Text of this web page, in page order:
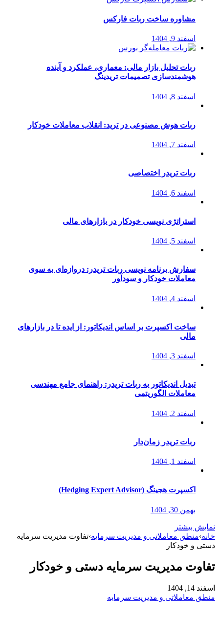
مشاوره ساخت ربات فارکس
اسفند 9, 1404
ربات تحلیل بازار مالی: معماری، عملکرد و آینده
هوشمندسازی تصمیمات تریدینگ
اسفند 8, 1404
ربات هوش مصنوعی در ترید: انقلاب معاملات خودکار
اسفند 7, 1404
ربات تریدر اختصاصی
اسفند 6, 1404
استراتژی‌ نویسی خودکار در بازارهای مالی
اسفند 5, 1404
سفارش برنامه نویسی ربات تریدر: دروازه‌ای به سوی
معاملات خودکار و سودآور
اسفند 4, 1404
ساخت اکسپرت بر اساس اندیکاتور: از ایده تا در بازارهای
مالی
اسفند 3, 1404
تبدیل اندیکاتور به ربات تریدر: راهنمای جامع مهندسی
معاملات الگوریتمی
اسفند 2, 1404
ربات تریدر زمان‌دار
اسفند 1, 1404
اکسپرت هجینگ (Hedging Expert Advisor)
بهمن 30, 1404
نمایش بیشتر
خانه›منطق معاملاتی و مدیریت سرمایه›تفاوت مدیریت سرمایه
دستی و خودکار
تفاوت مدیریت سرمایه دستی و خودکار
اسفند 14, 1404
منطق معاملاتی و مدیریت سرمایه